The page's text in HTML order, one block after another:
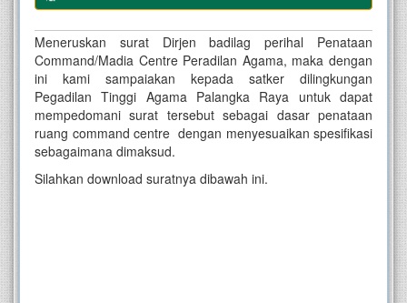
Meneruskan surat Dirjen badilag perihal Penataan
Command/Madia Centre Peradilan Agama, maka dengan
ini kami sampaiakan kepada satker dilingkungan
Pegadilan Tinggi Agama Palangka Raya untuk dapat
mempedomani surat tersebut sebagai dasar penataan
ruang command centre dengan menyesuaikan spesifikasi
sebagaimana dimaksud.
Silahkan download suratnya dibawah ini.